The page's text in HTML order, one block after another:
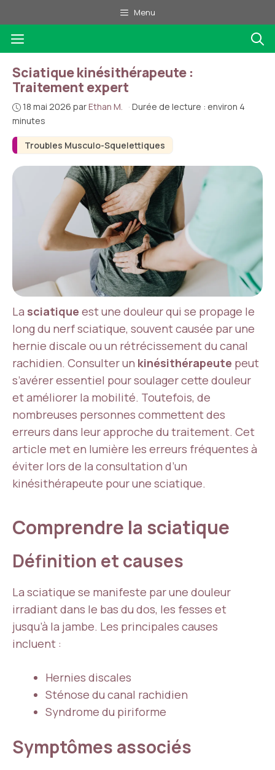
au
contenu
Menu
Menu
Troubles Musculo-Squelettiques
Sciatique kinésithérapeute :
Traitement expert
18 mai 2026 parEthan M. · Durée de lecture : environ 4
minutes
La sciatique est une douleur qui se propage le
long du nerf sciatique, souvent causée par une
hernie discale ou un rétrécissement du canal
rachidien. Consulter un kinésithérapeute peut
s’avérer essentiel pour soulager cette douleur
et améliorer la mobilité. Toutefois, de
nombreuses personnes commettent des
erreurs dans leur approche du traitement. Cet
article met en lumière les erreurs fréquentes à
éviter lors de la consultation d’un
kinésithérapeute pour une sciatique.
Comprendre la sciatique
Définition et causes
La sciatique se manifeste par une douleur
irradiant dans le bas du dos, les fesses et
jusqu’à la jambe. Les principales causes
incluent :
Hernies discales
Sténose du canal rachidien
Syndrome du piriforme
Symptômes associés